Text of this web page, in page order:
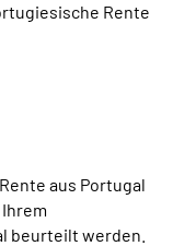
Rente
aus Portugal
beurteilt werden.